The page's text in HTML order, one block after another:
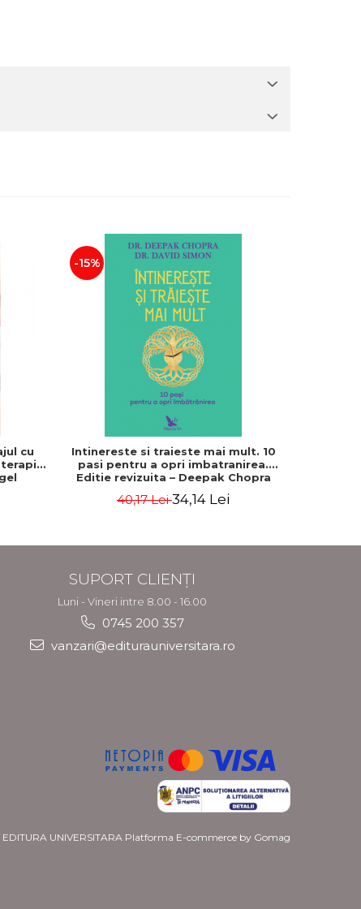
cu
-15%
Intinereste si traieste mai mult. 10
pasi pentru a opri imbatranirea.
Editie revizuita – Deepak Chopra
40,17 Lei34,14 Lei
SUPORT CLIENȚI
Luni - Vineri intre 8.00 - 16.00
0745 200 357
vanzari@editurauniversitara.ro
EDITURA UNIVERSITARA Platforma E-commerce by Gomag